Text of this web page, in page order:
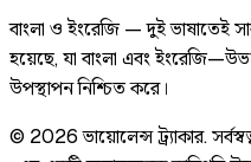
বাংলা ও ইংরেজি — দুই ভাষাতেই
হয়েছে, যা বাংলা এবং
উপস্থাপন নিশ্চিত করে।
© 2026 ভায়োলেন্স ট্র্যাকার.